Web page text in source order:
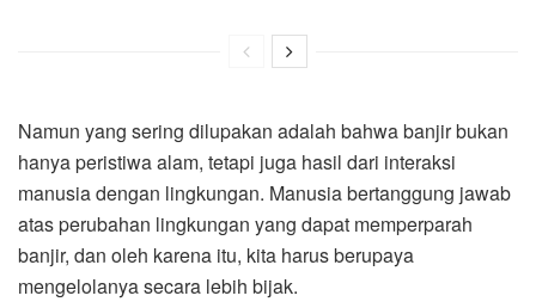
Namun yang sering dilupakan adalah bahwa banjir bukan
hanya peristiwa alam, tetapi juga hasil dari interaksi
manusia dengan lingkungan. Manusia bertanggung jawab
atas perubahan lingkungan yang dapat memperparah
banjir, dan oleh karena itu, kita harus berupaya
mengelolanya secara lebih bijak.